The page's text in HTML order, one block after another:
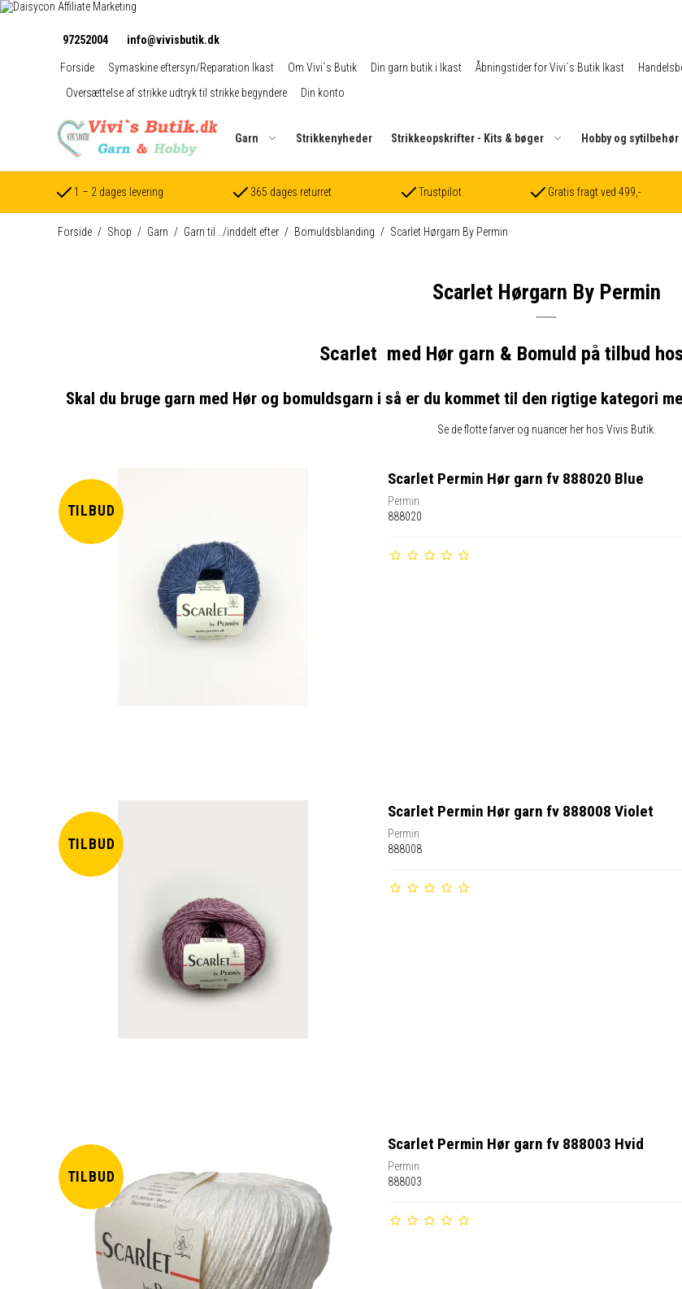
97252004 info@vivisbutik.dk
Forside Symaskine eftersyn/Reparation Ikast Om Vivi`s Butik Din garn butik i Ikast Åbningstider for Vivi´s Butik Ikast
Oversættelse af strikke udtryk til strikke begyndere
Din konto
Garn Strikkenyheder Strikkeopskrifter - Kits & bøger Hobby og sytilbehør
1 – 2 dages levering 365 dages returret Trustpilot Gratis fragt ved 499,-
Forside / Shop / Garn / Garn til ../inddelt efter / Bomuldsblanding / Scarlet Hørgarn By Permin
Scarlet Hørgarn By Permin
Scarlet med Hør garn & Bomuld på tilbud
Skal du bruge garn med Hør og bomuldsgarn i så er du kommet til den rigtige kategori
Se de flotte farver og nuancer her hos Vivis Butik.
TILBUD
Scarlet Permin Hør garn fv 888020 Blue
Permin
888020
TILBUD
Scarlet Permin Hør garn fv 888008 Violet
Permin
888008
TILBUD
Scarlet Permin Hør garn fv 888003 Hvid
Permin
888003